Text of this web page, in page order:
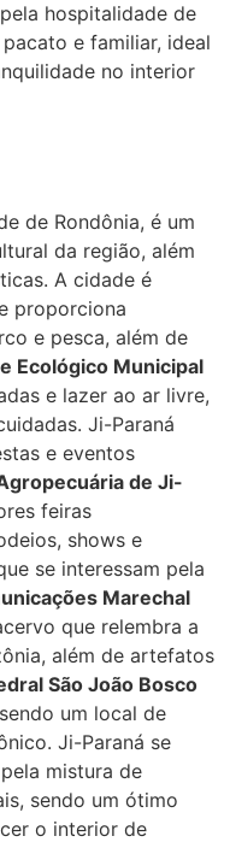
hospitalidade de
e familiar, ideal
no interior
de Rondônia, é um
da região, além
A cidade é
proporciona
e pesca, além de
Ecológico Municipal
e lazer ao ar livre,
Ji-Paraná
e eventos
de Ji-
feiras
shows e
se interessam pela
Marechal
que relembra a
além de artefatos
São João Bosco
um local de
Ji-Paraná se
mistura de
sendo um ótimo
o interior de